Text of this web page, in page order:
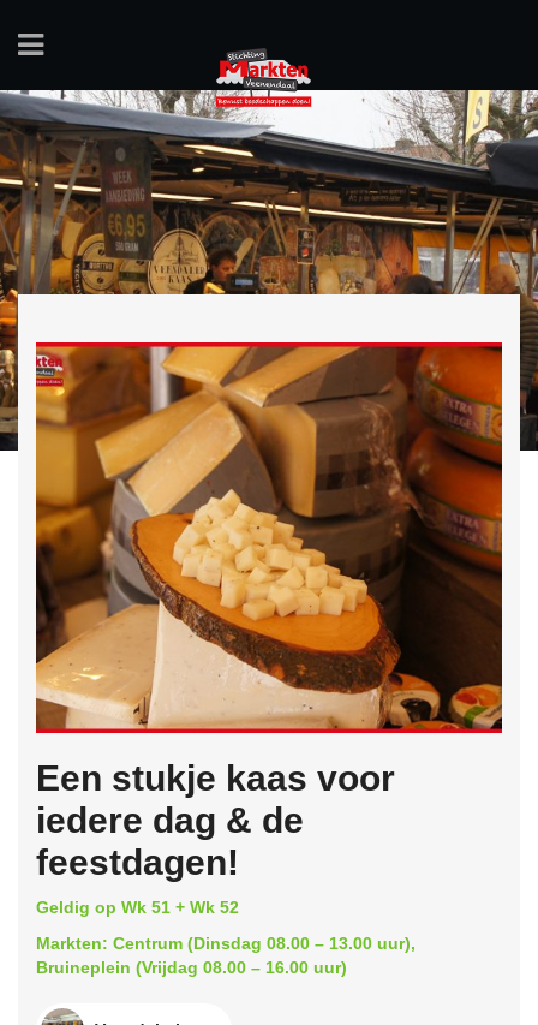
Een stukje kaas voor
iedere dag & de
feestdagen!
Geldig op Wk 51 + Wk 52
Markten: Centrum (Dinsdag 08.00 – 13.00 uur),
Bruineplein (Vrijdag 08.00 – 16.00 uur)